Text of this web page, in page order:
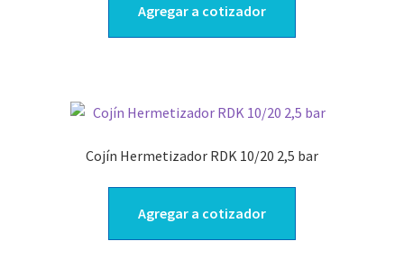
Agregar a cotizador
Cojín Hermetizador RDK 10/20 2,5 bar
Agregar a cotizador